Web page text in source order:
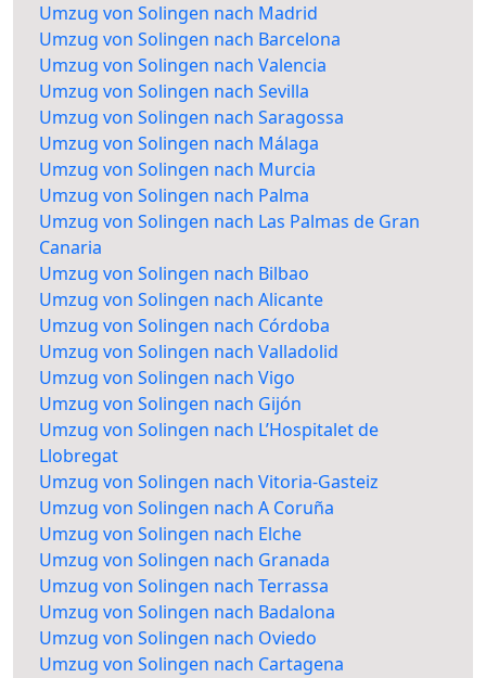
Umzug von Solingen nach Madrid
Umzug von Solingen nach Barcelona
Umzug von Solingen nach Valencia
Umzug von Solingen nach Sevilla
Umzug von Solingen nach Saragossa
Umzug von Solingen nach Málaga
Umzug von Solingen nach Murcia
Umzug von Solingen nach Palma
Umzug von Solingen nach Las Palmas de Gran
Canaria
Umzug von Solingen nach Bilbao
Umzug von Solingen nach Alicante
Umzug von Solingen nach Córdoba
Umzug von Solingen nach Valladolid
Umzug von Solingen nach Vigo
Umzug von Solingen nach Gijón
Umzug von Solingen nach L’Hospitalet de
Llobregat
Umzug von Solingen nach Vitoria-Gasteiz
Umzug von Solingen nach A Coruña
Umzug von Solingen nach Elche
Umzug von Solingen nach Granada
Umzug von Solingen nach Terrassa
Umzug von Solingen nach Badalona
Umzug von Solingen nach Oviedo
Umzug von Solingen nach Cartagena